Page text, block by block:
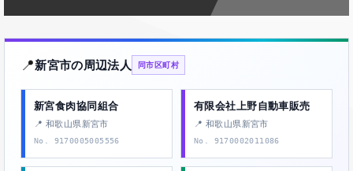
📍新宮市の周辺法人 同市区町村
新宮食肉協同組合
📍 和歌山県新宮市
No. 9170005005556
有限会社上野自動車販売
📍 和歌山県新宮市
No. 9170002011086